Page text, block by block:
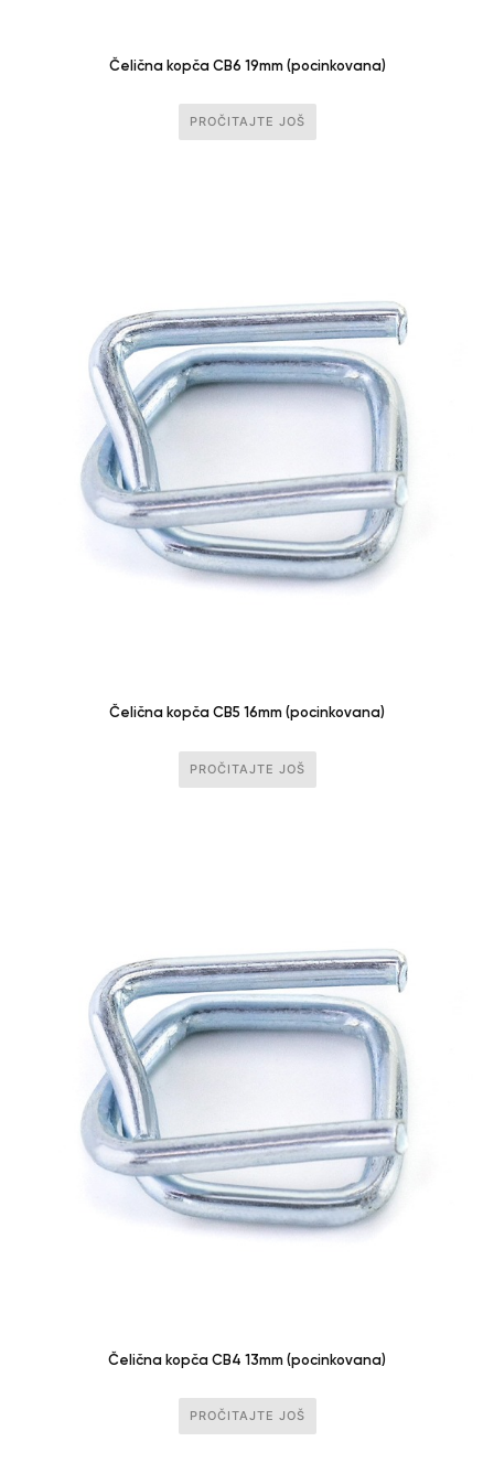
Čelična kopča CB6 19mm (pocinkovana)
PROČITAJTE JOŠ
Čelična kopča CB5 16mm (pocinkovana)
PROČITAJTE JOŠ
Čelična kopča CB4 13mm (pocinkovana)
PROČITAJTE JOŠ